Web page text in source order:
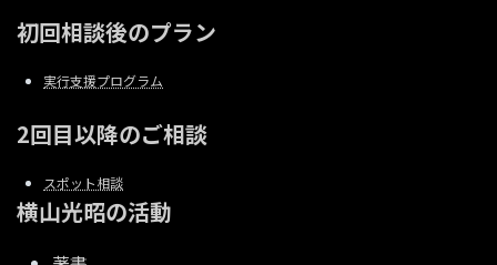
初回相談後のプラン
実行支援プログラム
2回目以降のご相談
スポット相談
横山光昭の活動